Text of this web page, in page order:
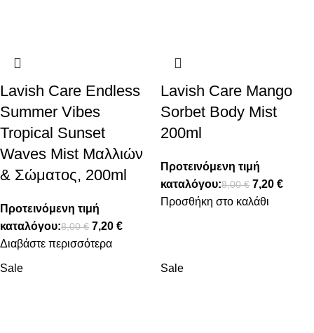
Lavish Care Endless
Summer Vibes
Tropical Sunset
Waves Mist Μαλλιών
& Σώματος, 200ml
Προτεινόμενη τιμή
καταλόγου:8,00€ 7,20 €
Διαβάστε περισσότερα
Lavish Care Mango
Sorbet Body Mist
200ml
Προτεινόμενη τιμή
καταλόγου:8,00€ 7,20 €
Προσθήκη στο καλάθι
Sale Sale